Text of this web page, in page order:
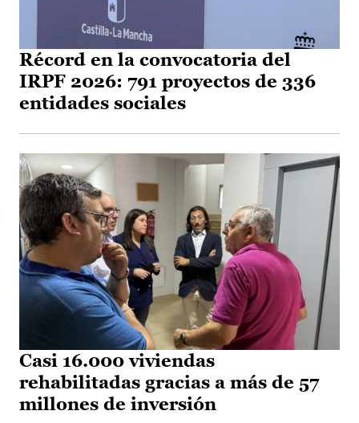
Récord en la convocatoria del
IRPF 2026: 791 proyectos de 336
entidades sociales
Casi 16.000 viviendas
rehabilitadas gracias a más de 57
millones de inversión